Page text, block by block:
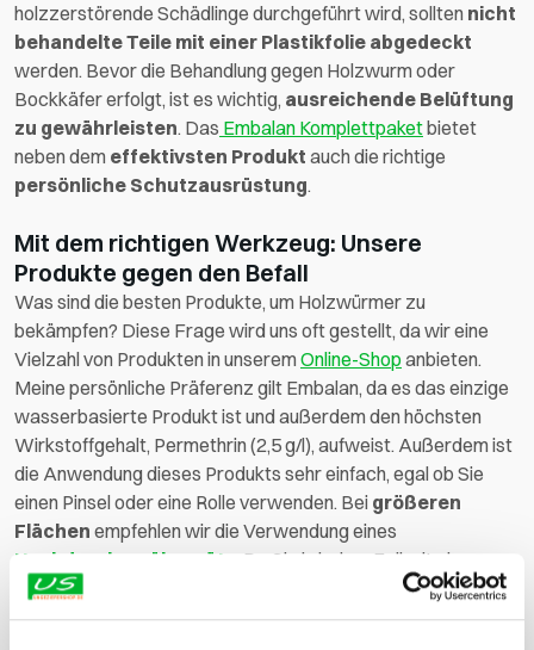
holzzerstörende Schädlinge durchgeführt wird, sollten nicht
behandelte Teile mit einer Plastikfolie abgedeckt
werden. Bevor die Behandlung gegen Holzwurm oder
Bockkäfer erfolgt, ist es wichtig, ausreichende Belüftung
zu gewährleisten. Das Embalan Komplettpaketbietet
neben dem effektivsten Produkt auch die richtige
persönliche Schutzausrüstung.
Mit dem richtigen Werkzeug: Unsere
Produkte gegen den Befall
Was sind die besten Produkte, um Holzwürmer zu
bekämpfen? Diese Frage wird uns oft gestellt, da wir eine
Vielzahl von Produkten in unserem Online-Shopanbieten.
Meine persönliche Präferenz gilt Embalan, da es das einzige
wasserbasierte Produkt ist und außerdem den höchsten
Wirkstoffgehalt, Permethrin (2,5 g/l), aufweist. Außerdem ist
die Anwendung dieses Produkts sehr einfach, egal ob Sie
einen Pinsel oder eine Rolle verwenden. Bei größeren
Flächen empfehlen wir die Verwendung eines
Hochdrucksprühgeräts
. Da Sie in jedem Fall mit einem
Insektizid arbeiten, raten wir Ihnen dringend, die
Gebrauchsanweisung sorgfältig zu lesenund